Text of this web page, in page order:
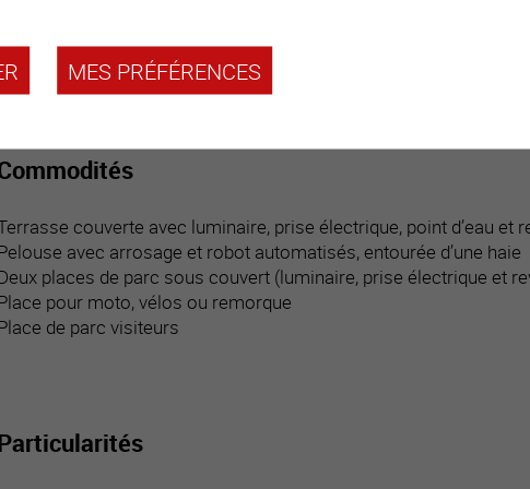
couverte avec luminaire, prise électrique, point d’eau et
avec arrosage et robot automatisés, entourée d’une haie
places de parc sous couvert (luminaire, prise électrique et
pour moto, vélos ou remorque
de parc visiteurs
MES PRÉFÉRENCES